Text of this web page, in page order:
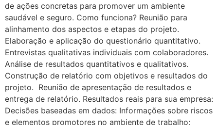
de ações concretas para promover um ambiente
saudável e seguro. Como funciona? Reunião para
alinhamento dos aspectos e etapas do projeto.
Elaboração e aplicação do questionário quantitativo.
Entrevistas qualitativas individuais com colaboradores.
Análise de resultados quantitativos e qualitativos.
Construção de relatório com objetivos e resultados do
projeto. Reunião de apresentação de resultados e
entrega de relatório. Resultados reais para sua empresa:
Decisões baseadas em dados: Informações sobre riscos
e elementos promotores no ambiente de trabalho;